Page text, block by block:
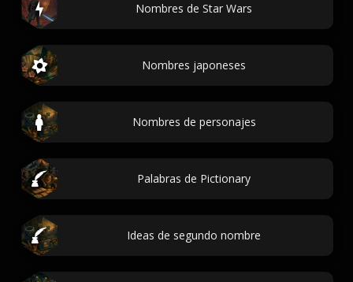
Nombres de Star Wars
Nombres japoneses
Nombres de personajes
Palabras de Pictionary
Ideas de segundo nombre